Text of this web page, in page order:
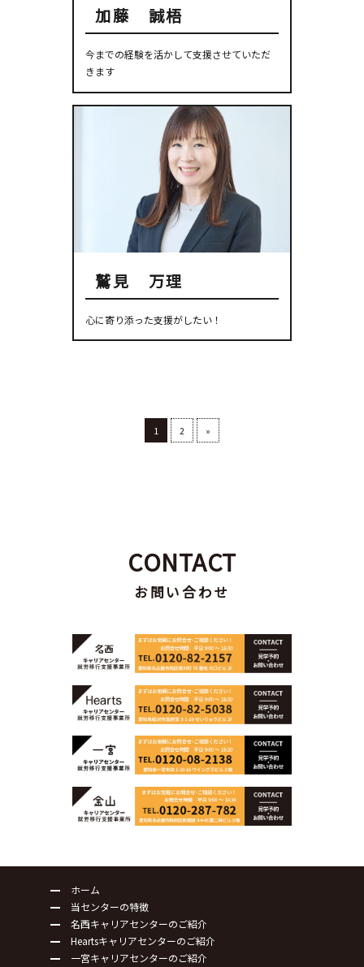
加藤 誠梧
今までの経験を活かして支援させていただ
きます
鷲見 万理
心に寄り添った支援がしたい！
1 2 »
CONTACT
お問い合わせ
ホーム
当センターの特徴
名西キャリアセンターのご紹介
Heartsキャリアセンターのご紹介
一宮キャリアセンターのご紹介